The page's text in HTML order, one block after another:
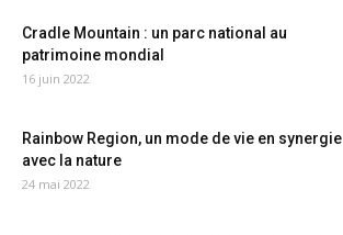
Cradle Mountain : un parc national au
patrimoine mondial
16 juin 2022
Rainbow Region, un mode de vie en synergie
avec la nature
24 mai 2022